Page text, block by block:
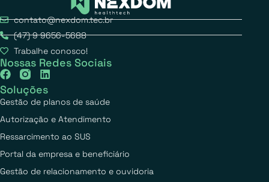
contato@nexdom.tec.br
(47) 9 9656-5688
Trabalhe conosco!
Nossas Redes Sociais
Soluções
Gestão de planos de saúde
Autorização e Atendimento
Ressarcimento ao SUS
Portal da empresa e beneficiário
Gestão de relacionamento e ouvidoria